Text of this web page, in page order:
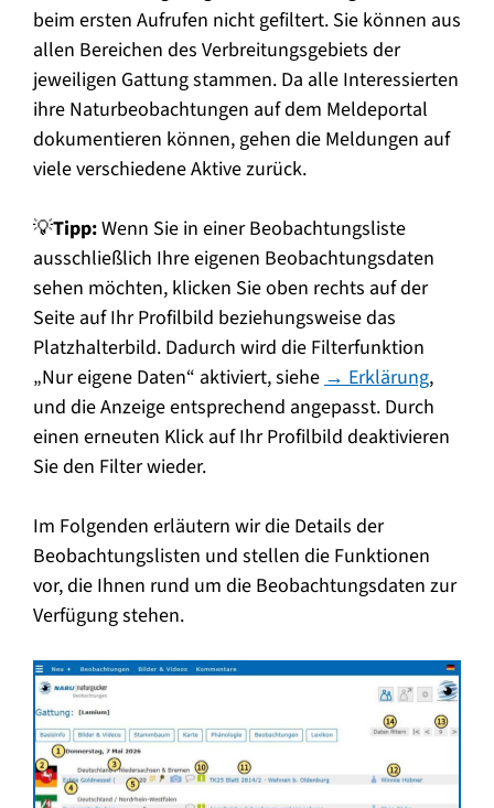
beim ersten Aufrufen nicht gefiltert. Sie können aus
allen Bereichen des Verbreitungsgebiets der
jeweiligen Gattung stammen. Da alle Interessierten
ihre Naturbeobachtungen auf dem Meldeportal
dokumentieren können, gehen die Meldungen auf
viele verschiedene Aktive zurück.
💡Tipp:Wenn Sie in einer Beobachtungsliste
ausschließlich Ihre eigenen Beobachtungsdaten
sehen möchten, klicken Sie oben rechts auf der
Seite auf Ihr Profilbild beziehungsweise das
Platzhalterbild. Dadurch wird die Filterfunktion
„Nur eigene Daten“ aktiviert, siehe→ Erklärung,
und die Anzeige entsprechend angepasst. Durch
einen erneuten Klick auf Ihr Profilbild deaktivieren
Sie den Filter wieder.
Im Folgenden erläutern wir die Details der
Beobachtungslisten und stellen die Funktionen
vor, die Ihnen rund um die Beobachtungsdaten zur
Verfügung stehen.